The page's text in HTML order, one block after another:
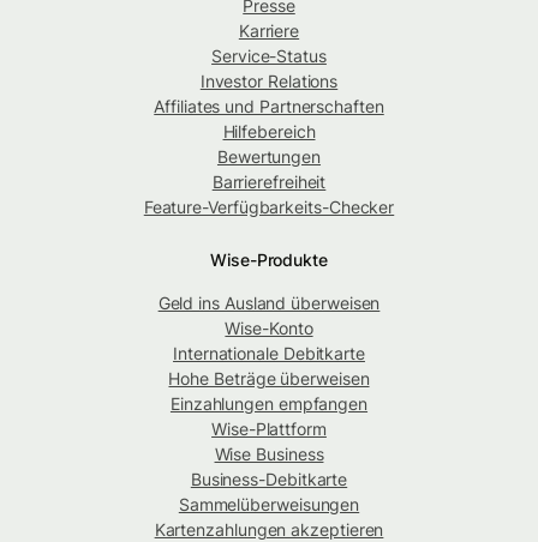
Presse
Karriere
Service-Status
Investor Relations
Affiliates und Partnerschaften
Hilfebereich
Bewertungen
Barrierefreiheit
Feature-Verfügbarkeits-Checker
Wise-Produkte
Geld ins Ausland überweisen
Wise-Konto
Internationale Debitkarte
Hohe Beträge überweisen
Einzahlungen empfangen
Wise-Plattform
Wise Business
Business-Debitkarte
Sammelüberweisungen
Kartenzahlungen akzeptieren